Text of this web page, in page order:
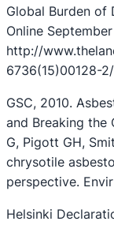
Global Burden of
Online
http://
6736(15)00128-
GSC, 2010.
and Breaking the
G, Pigott GH,
chrysotile
perspective.
Helsinki